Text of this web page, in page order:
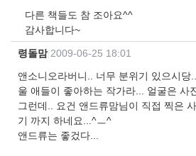
다른 책들도 참 조아요^^
감사합니다~
령돌맘| 2009-06-25 18:01
앤소니오라버니.. 너무 분위기 있으시당
울 애들이 좋아하는 작가라... 얼굴은 사
그런데.. 요건 앤드류맘님이 직접 찍은
기 까지 하네요...^ㅡ^
앤드류는 좋겄다...